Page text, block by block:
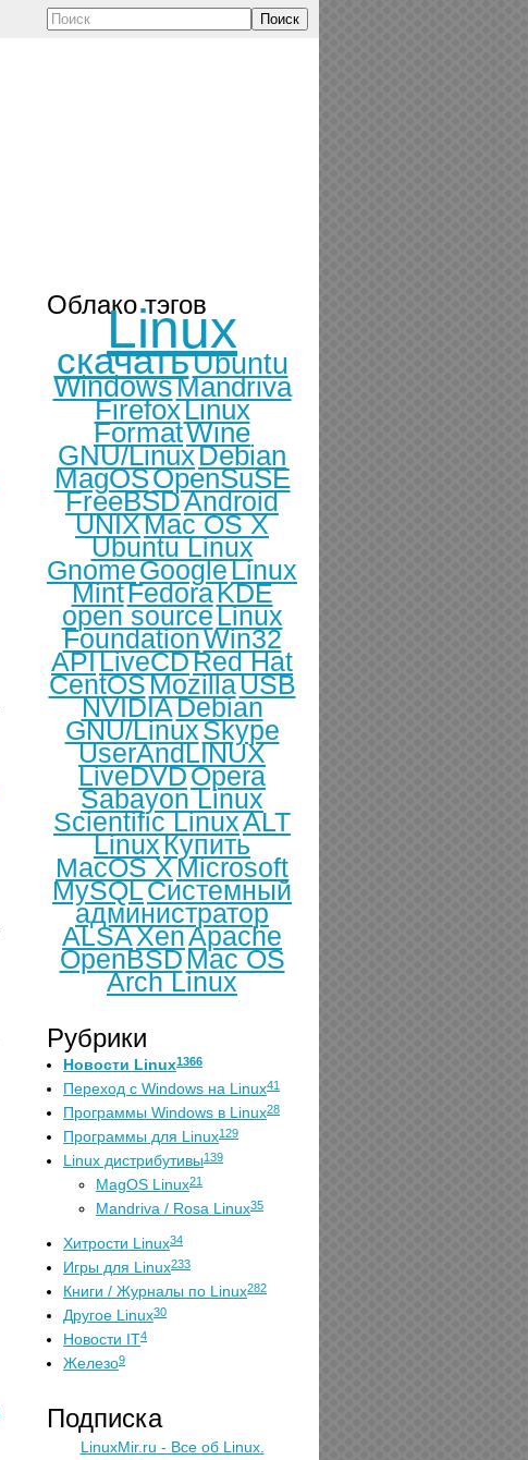
Поиск
Облако тэгов
Linux
скачатьUbuntu
WindowsMandriva
FirefoxLinux
FormatWine
GNU/LinuxDebian
MagOSOpenSuSE
FreeBSDAndroid
UNIXMac OS X
Ubuntu Linux
GnomeGoogleLinux
MintFedoraKDE
open sourceLinux
FoundationWin32
APILiveCDRed Hat
CentOSMozillaUSB
NVIDIADebian
GNU/LinuxSkype
UserAndLINUX
LiveDVDOpera
Sabayon Linux
Scientific LinuxALT
LinuxКупить
MacOS XMicrosoft
MySQLСистемный
администратор
ALSAXenApache
OpenBSD Mac OS
Arch Linux
Рубрики
Новости Linux1366
Переход с Windows на Linux41
Программы Windows в Linux28
Программы для Linux129
Linux дистрибутивы139
MagOS Linux21
Mandriva / Rosa Linux35
Хитрости Linux34
Игры для Linux233
Книги / Журналы по Linux282
Другое Linux30
Новости IT4
Железо9
Подписка
LinuxMir.ru - Все об Linux.